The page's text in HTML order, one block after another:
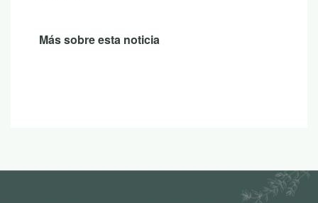
Más sobre esta noticia